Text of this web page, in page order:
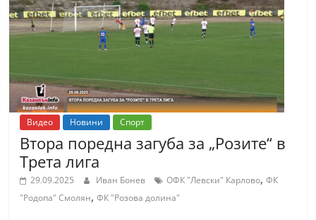
т
К
а
н
л
ъ
к
Видео Новини Спорт
Втора поредна загуба за „Розите“ в
Трета лига
29.09.2025 Иван Бонев ОФК "Левски" Карлово,ФК
"Родопа" Смолян,ФК "Розова долина"